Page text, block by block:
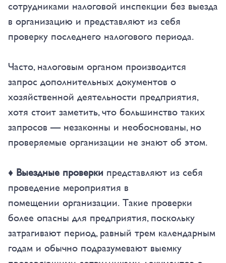
сотрудниками налоговой инспекции без выезда
в организацию и представляют из себя
проверку последнего налогового периода.
Часто, налоговым органом производится
запрос дополнительных документов о
хозяйственной деятельности предприятия,
хотя стоит заметить, что большинство таких
запросов — незаконны и необоснованы, но
проверяемые организации не знают об этом.
♦ Выездные проверки представляют из себя
проведение мероприятия в
помещении организации. Такие проверки
более опасны для предприятия, поскольку
затрагивают период, равный трем календарным
годам и обычно подразумевают выемку